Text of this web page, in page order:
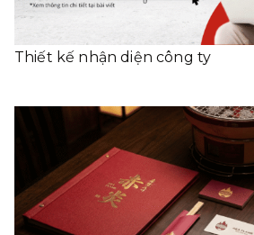
Thiết kế nhận diện công ty